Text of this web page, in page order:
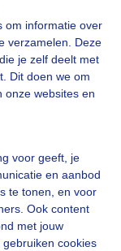
om informatie over
verzamelen. Deze
je zelf deelt met
Dit doen we om
onze websites en
voor geeft, je
en aanbod
te tonen, en voor
Ook content
met jouw
cookies